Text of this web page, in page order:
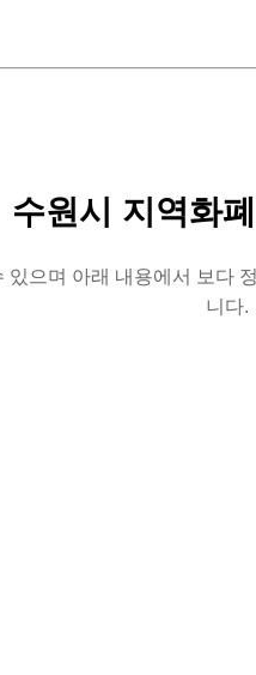
수원시 지역화
있으며 아래 내용에서 보다
니다.